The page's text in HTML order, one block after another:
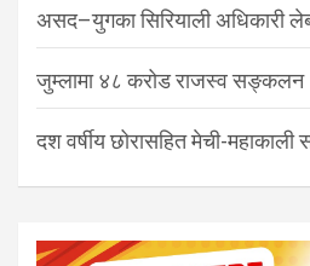
असद–युगका सिरियाली अधिकारी
जुम्लामा ४८ करोड राजस्व सङ्कलन
दश वर्षीय छोरासहित मेची-महाकाली